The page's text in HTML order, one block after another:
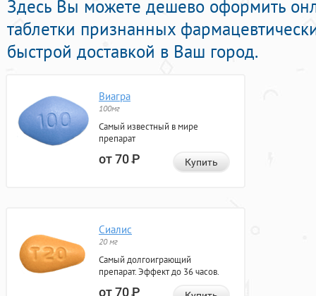
Здесь Вы можете дешево оформить
таблетки признанных
быстрой доставкой в Ваш город.
Виагра
100мг
Самый известный в мире
препарат
от 70Р Купить
Сиалис
20 мг
Самый долгоиграющий
препарат. Эффект до 36 часов.
от 70Р